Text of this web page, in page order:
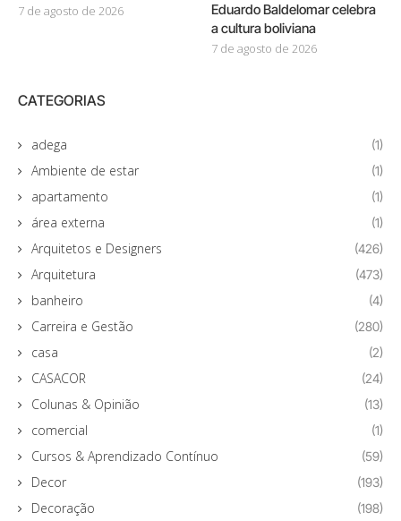
7 de agosto de 2026
Eduardo Baldelomar celebra
a cultura boliviana
7 de agosto de 2026
CATEGORIAS
adega (1)
Ambiente de estar (1)
apartamento (1)
área externa (1)
Arquitetos e Designers (426)
Arquitetura (473)
banheiro (4)
Carreira e Gestão (280)
casa (2)
CASACOR (24)
Colunas & Opinião (13)
comercial (1)
Cursos & Aprendizado Contínuo (59)
Decor (193)
Decoração (198)